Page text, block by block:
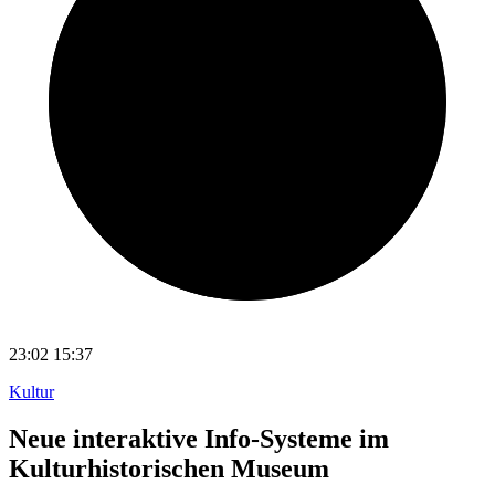
23:02 15:37
Kultur
Neue interaktive Info-Systeme im
Kulturhistorischen Museum